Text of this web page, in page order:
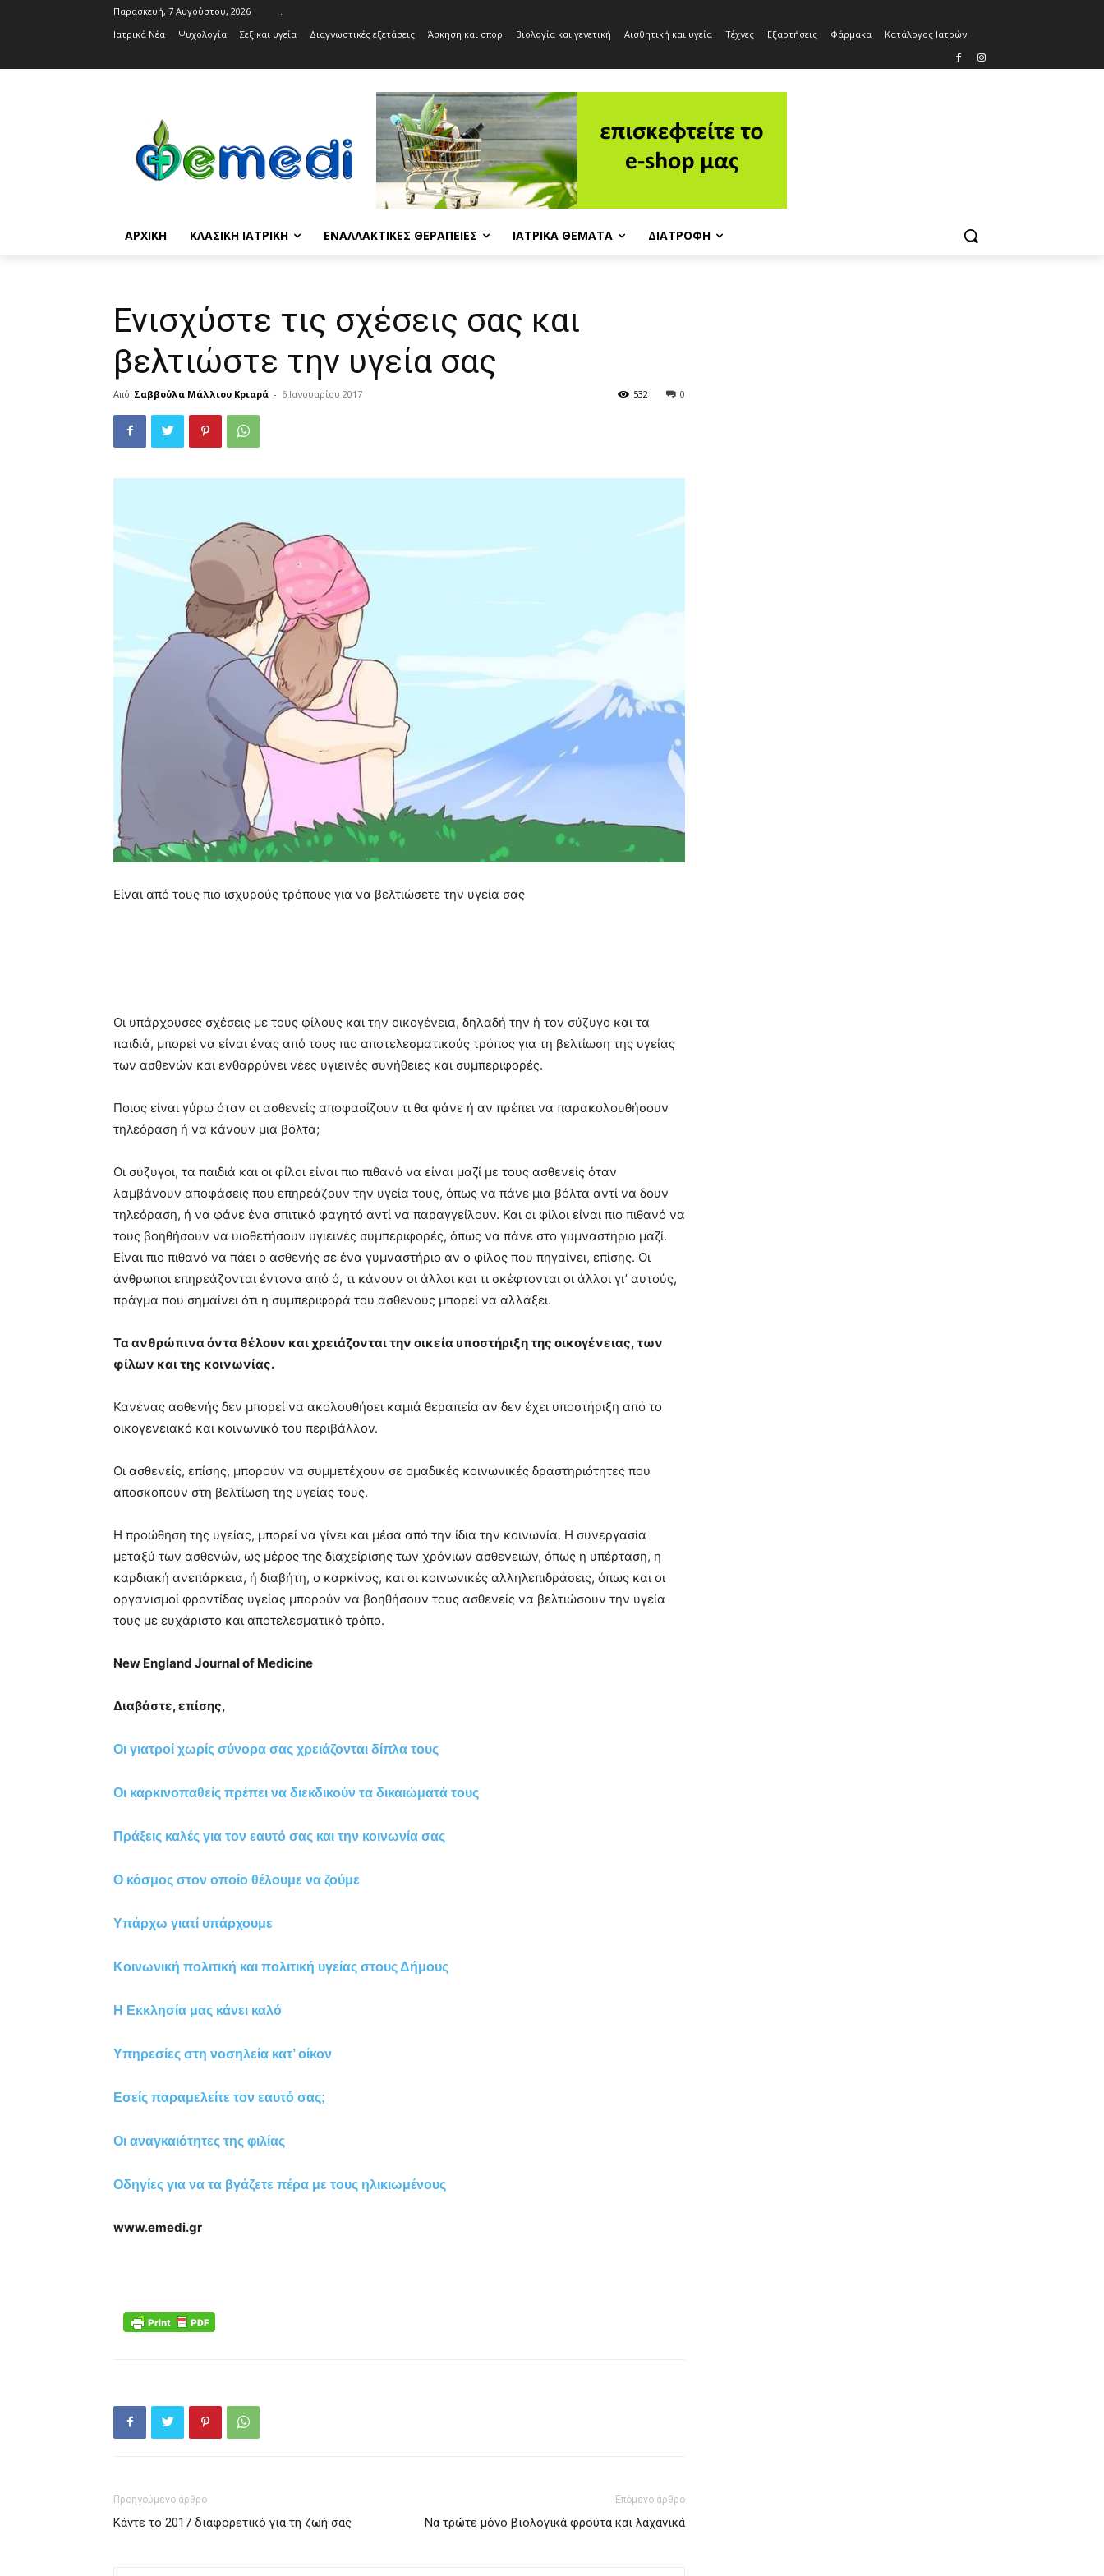
Παρασκευή, 7 Αυγούστου, 2026
.
Ιατρικά Νέα
Ψυχολογία Σεξ και υγεία Διαγνωστικές εξετάσεις Άσκηση και σπορ Βιολογία και γενετική Αισθητική και υγεία Τέχνες Εξαρτήσεις Φάρμακα Κατάλογος Ιατρών
ΑΡΧΙΚΉ ΚΛΑΣΙΚΉ ΙΑΤΡΙΚΉ ΕΝΑΛΛΑΚΤΙΚΈΣ ΘΕΡΑΠΕΊΕΣ ΙΑΤΡΙΚΆ ΘΈΜΑΤΑ ΔΙΑΤΡΟΦΉ
Ενισχύστε τις σχέσεις σας και
βελτιώστε την υγεία σας
Από Σαββούλα Μάλλιου Κριαρά - 6 Ιανουαρίου 2017 0
532
Είναι από τους πιο ισχυρούς τρόπους για να βελτιώσετε την υγεία σας
Οι υπάρχουσες σχέσεις με τους φίλους και την οικογένεια, δηλαδή την ή τον σύζυγο και τα
παιδιά, μπορεί να είναι ένας από τους πιο αποτελεσματικούς τρόπος για τη βελτίωση της υγείας
των ασθενών και ενθαρρύνει νέες υγιεινές συνήθειες και συμπεριφορές.
Ποιος είναι γύρω όταν οι ασθενείς αποφασίζουν τι θα φάνε ή αν πρέπει να παρακολουθήσουν
τηλεόραση ή να κάνουν μια βόλτα;
Οι σύζυγοι, τα παιδιά και οι φίλοι είναι πιο πιθανό να είναι μαζί με τους ασθενείς όταν
λαμβάνουν αποφάσεις που επηρεάζουν την υγεία τους, όπως να πάνε μια βόλτα αντί να δουν
τηλεόραση, ή να φάνε ένα σπιτικό φαγητό αντί να παραγγείλουν. Και οι φίλοι είναι πιο πιθανό να
τους βοηθήσουν να υιοθετήσουν υγιεινές συμπεριφορές, όπως να πάνε στο γυμναστήριο μαζί.
Είναι πιο πιθανό να πάει ο ασθενής σε ένα γυμναστήριο αν ο φίλος που πηγαίνει, επίσης. Οι
άνθρωποι επηρεάζονται έντονα από ό, τι κάνουν οι άλλοι και τι σκέφτονται οι άλλοι γι’ αυτούς,
πράγμα που σημαίνει ότι η συμπεριφορά του ασθενούς μπορεί να αλλάξει.
Τα ανθρώπινα όντα θέλουν και χρειάζονται την οικεία υποστήριξη της οικογένειας, των
φίλων και της κοινωνίας.
Κανένας ασθενής δεν μπορεί να ακολουθήσει καμιά θεραπεία αν δεν έχει υποστήριξη από το
οικογενειακό και κοινωνικό του περιβάλλον.
Οι ασθενείς, επίσης, μπορούν να συμμετέχουν σε ομαδικές κοινωνικές δραστηριότητες που
αποσκοπούν στη βελτίωση της υγείας τους.
Η προώθηση της υγείας, μπορεί να γίνει και μέσα από την ίδια την κοινωνία. Η συνεργασία
μεταξύ των ασθενών, ως μέρος της διαχείρισης των χρόνιων ασθενειών, όπως η υπέρταση, η
καρδιακή ανεπάρκεια, ή διαβήτη, ο καρκίνος, και οι κοινωνικές αλληλεπιδράσεις, όπως και οι
οργανισμοί φροντίδας υγείας μπορούν να βοηθήσουν τους ασθενείς να βελτιώσουν την υγεία
τους με ευχάριστο και αποτελεσματικό τρόπο.
New England Journal of Medicine
Διαβάστε, επίσης,
Οι γιατροί χωρίς σύνορα σας χρειάζονται δίπλα τους
Οι καρκινοπαθείς πρέπει να διεκδικούν τα δικαιώματά τους
Πράξεις καλές για τον εαυτό σας και την κοινωνία σας
Ο κόσμος στον οποίο θέλουμε να ζούμε
Υπάρχω γιατί υπάρχουμε
Κοινωνική πολιτική και πολιτική υγείας στους Δήμους
Η Εκκλησία μας κάνει καλό
Yπηρεσίες στη νοσηλεία κατ’ οίκον
Εσείς παραμελείτε τον εαυτό σας;
Οι αναγκαιότητες της φιλίας
Οδηγίες για να τα βγάζετε πέρα με τους ηλικιωμένους
www.emedi.gr
Προηγούμενο άρθρο
Κάντε το 2017 διαφορετικό για τη ζωή σας
Επόμενο άρθρο
Να τρώτε μόνο βιολογικά φρούτα και λαχανικά